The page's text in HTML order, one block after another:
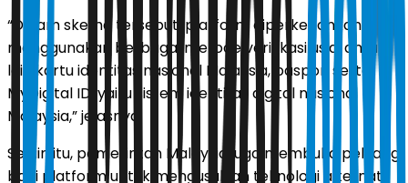
“Dalam skema tersebut, platform diperkenankan
menggunakan berbagai metode verifikasi usia, antara
lain kartu identitas nasional Malaysia, paspor, serta
MyDigital ID, yaitu sistem identitas digital nasional
Malaysia,” jelasnya.
Selain itu, pemerintah Malaysia juga membuka peluang
bagi platform untuk mengusulkan teknologi alternatif